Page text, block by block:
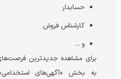
حسابدار
کارشناس فروش
و ...
برای مشاهده جدیدترین
به بخش «آگهی‌های